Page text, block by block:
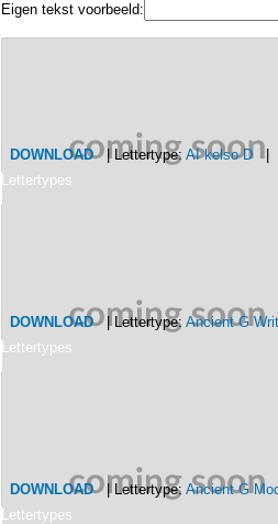
Eigen tekst voorbeeld:
DOWNLOAD| Lettertype: AI kelso D|
Lettertypes
DOWNLOAD| Lettertype: Ancient G
Lettertypes
DOWNLOAD| Lettertype: Ancient G
Lettertypes